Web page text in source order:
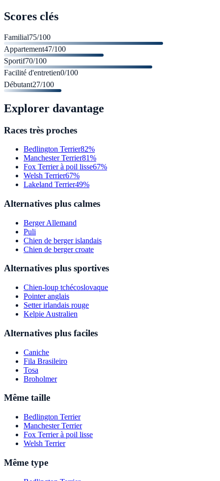
Scores clés
Familial75/100
Appartement47/100
Sportif70/100
Facilité d'entretien0/100
Débutant27/100
Explorer davantage
Races très proches
Bedlington Terrier82%
Manchester Terrier81%
Fox Terrier à poil lisse67%
Welsh Terrier67%
Lakeland Terrier49%
Alternatives plus calmes
Berger Allemand
Puli
Chien de berger islandais
Chien de berger croate
Alternatives plus sportives
Chien-loup tchécoslovaque
Pointer anglais
Setter irlandais rouge
Kelpie Australien
Alternatives plus faciles
Caniche
Fila Brasileiro
Tosa
Broholmer
Même taille
Bedlington Terrier
Manchester Terrier
Fox Terrier à poil lisse
Welsh Terrier
Même type